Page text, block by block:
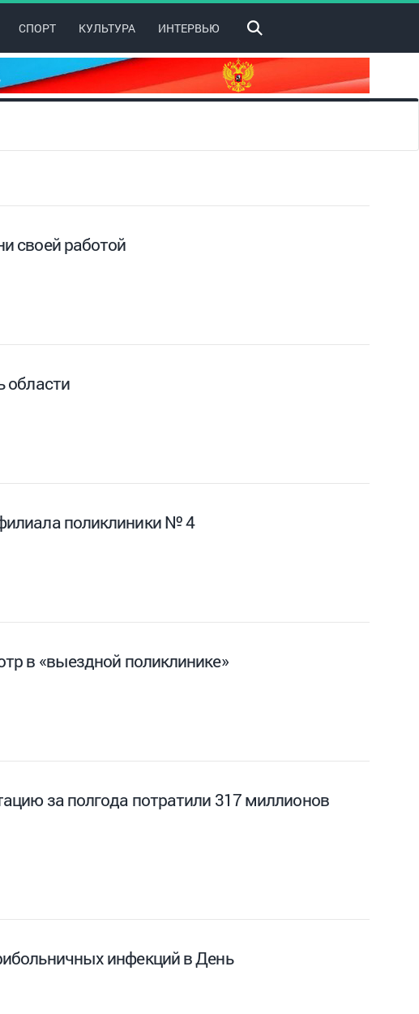
СПОРТ КУЛЬТУРА ИНТЕРВЬЮ
своей работой
области
поликлиники № 4
в «выездной поликлинике»
за полгода потратили 317 миллионов
инфекций в День